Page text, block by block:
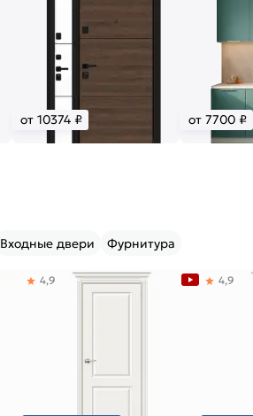
от 10374 ₽ от 7700 ₽
Входные двери Фурнитура
4,9 4,9